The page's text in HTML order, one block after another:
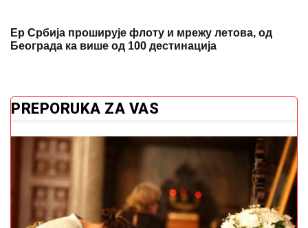
Ер Србија проширује флоту и мрежу летова, од
Београда ка више од 100 дестинација
PREPORUKA ZA VAS